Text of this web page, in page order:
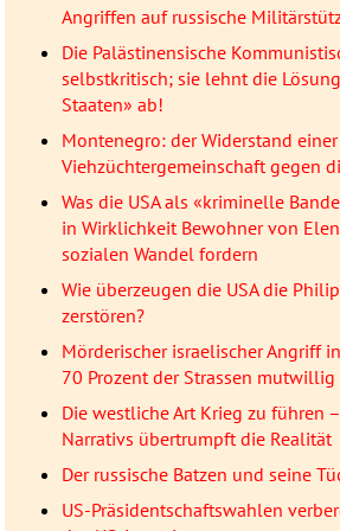
Angriffen auf russische
Die Palästinensische
selbstkritisch; sie lehnt die
Staaten» ab!
Montenegro: der Widerstand einer
Viehzüchtergemeinschaft gegen
Was die USA als «kriminelle
in Wirklichkeit Bewohner von
sozialen Wandel fordern
Wie überzeugen die USA die
zerstören?
Mörderischer israelischer Angriff
70 Prozent der Strassen mutwillig
Die westliche Art Krieg zu führen
Narrativs übertrumpft die Realität
Der russische Batzen und seine
US-Präsidentschaftswahlen